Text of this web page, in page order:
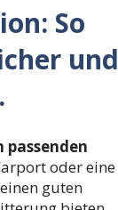
So
und
passenden
oder eine
guten